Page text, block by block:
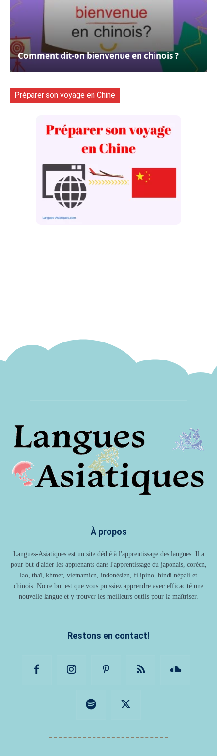
Comment dit-on bienvenue en chinois ?
Préparer son voyage en Chine
À propos
Langues-Asiatiques est un site dédié à l'apprentissage des langues. Il a
pour but d'aider les apprenants dans l'apprentissage du japonais, coréen,
lao, thaï, khmer, vietnamien, indonésien, filipino, hindi népali et
chinois. Notre but est que vous puissiez apprendre avec efficacité une
nouvelle langue et y trouver les meilleurs outils pour la maîtriser.
Restons en contact!